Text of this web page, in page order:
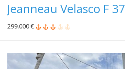
Jeanneau Velasco F 37
299.000 €